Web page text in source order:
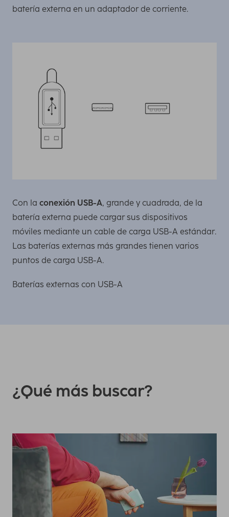
batería externa en un adaptador de corriente.
Con la conexión USB-A, grande y cuadrada, de la
batería externa puede cargar sus dispositivos
móviles mediante un cable de carga USB-A estándar.
Las baterías externas más grandes tienen varios
puntos de carga USB-A.
Baterías externas con USB-A
¿Qué más buscar?